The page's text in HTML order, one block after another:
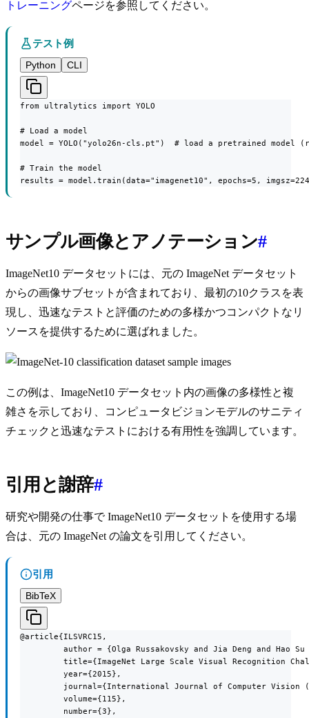
トレーニングページを参照してください。
テスト例
Python
CLI
from ultralytics import YOLO
# Load a model
model = YOLO("yolo26n-cls.pt")  # load a pretrained model
# Train the model
results = model.train(data="imagenet10", epochs=5,
サンプル画像とアノテーション#
ImageNet10 データセットには、元の ImageNet データセット
からの画像サブセットが含まれており、最初の10クラスを表
現し、迅速なテストと評価のための多様かつコンパクトなリ
ソースを提供するために選ばれました。
この例は、ImageNet10 データセット内の画像の多様性と複
雑さを示しており、コンピュータビジョンモデルのサニティ
チェックと迅速なテストにおける有用性を強調しています。
引用と謝辞#
研究や開発の仕事で ImageNet10 データセットを使用する場
合は、元の ImageNet の論文を引用してください。
引用
BibTeX
@article{ILSVRC15,
author = {Olga Russakovsky and Jia Deng and Hao
title={ImageNet Large Scale Visual Recognition
         year={2015},
journal={International Journal of Computer Vision
         volume={115},
         number={3},